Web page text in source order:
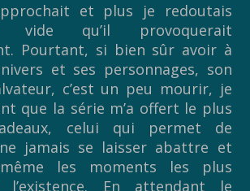
et plus je redoutais
vide qu’il provoquerait
Pourtant, si bien sûr avoir à
et ses personnages, son
c’est un peu mourir, je
que la série m’a offert le plus
celui qui permet de
jamais se laisser abattre et
même les moments les plus
l’existence. En attendant le